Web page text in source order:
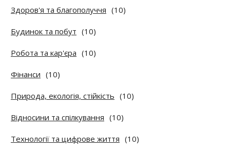
Здоров'я та благополуччя (10)
Будинок та побут (10)
Робота та кар'єра (10)
Фінанси (10)
Природа, екологія, стійкість (10)
Відносини та спілкування (10)
Технології та цифрове життя (10)